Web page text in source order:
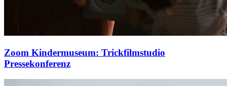
Zoom Kindermuseum: Trickfilmstudio
Pressekonferenz